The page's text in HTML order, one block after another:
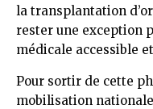
la transplantation
rester une exception
médicale accessible
Pour sortir de cette
mobilisation